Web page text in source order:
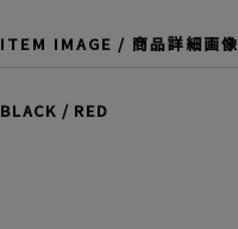
ITEM IMAGE / 商品詳細画像
BLACK / RED